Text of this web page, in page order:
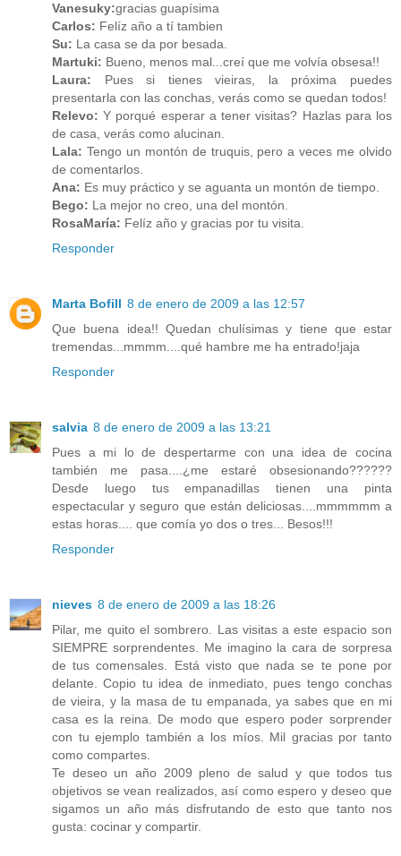
Vanesuky:gracias guapísima
Carlos: Felíz año a tí tambien
Su: La casa se da por besada.
Martuki: Bueno, menos mal...creí que me volvía obsesa!!
Laura: Pues si tienes vieiras, la próxima puedes
presentarla con las conchas, verás como se quedan todos!
Relevo: Y porqué esperar a tener visitas? Hazlas para los
de casa, verás como alucinan.
Lala: Tengo un montón de truquis, pero a veces me olvido
de comentarlos.
Ana: Es muy práctico y se aguanta un montón de tiempo.
Bego: La mejor no creo, una del montón.
RosaMaría: Felíz año y gracias por tu visita.
Responder
Marta Bofill 8 de enero de 2009 a las 12:57
Que buena idea!! Quedan chulísimas y tiene que estar
tremendas...mmmm....qué hambre me ha entrado!jaja
Responder
salvia 8 de enero de 2009 a las 13:21
Pues a mi lo de despertarme con una idea de cocina
también me pasa....¿me estaré obsesionando??????
Desde luego tus empanadillas tienen una pinta
espectacular y seguro que están deliciosas....mmmmmm a
estas horas.... que comía yo dos o tres... Besos!!!
Responder
nieves 8 de enero de 2009 a las 18:26
Pilar, me quito el sombrero. Las visitas a este espacio son
SIEMPRE sorprendentes. Me imagino la cara de sorpresa
de tus comensales. Está visto que nada se te pone por
delante. Copio tu idea de inmediato, pues tengo conchas
de vieira, y la masa de tu empanada, ya sabes que en mi
casa es la reina. De modo que espero poder sorprender
con tu ejemplo también a los míos. Mil gracias por tanto
como compartes.
Te deseo un año 2009 pleno de salud y que todos tus
objetivos se vean realizados, así como espero y deseo que
sigamos un año más disfrutando de esto que tanto nos
gusta: cocinar y compartir.